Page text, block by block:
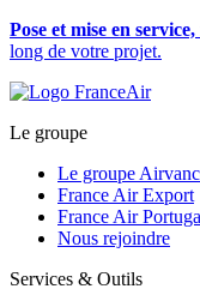
Pose et mise en service,
long de votre projet.
Le groupe
Le groupe
France Air Export
France Air
Nous rejoindre
Services & Outils